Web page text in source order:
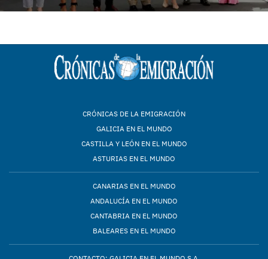
CRÓNICAS DE LA EMIGRACIÓN
GALICIA EN EL MUNDO
CASTILLA Y LEÓN EN EL MUNDO
ASTURIAS EN EL MUNDO
CANARIAS EN EL MUNDO
ANDALUCÍA EN EL MUNDO
CANTABRIA EN EL MUNDO
BALEARES EN EL MUNDO